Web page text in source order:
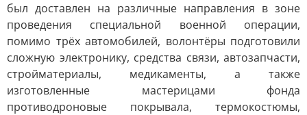
был доставлен на различные направления в зоне
проведения специальной военной операции,
помимо трёх автомобилей, волонтёры подготовили
сложную электронику, средства связи, автозапчасти,
стройматериалы, медикаменты, а также
изготовленные мастерицами фонда
противодроновые покрывала, термокостюмы,